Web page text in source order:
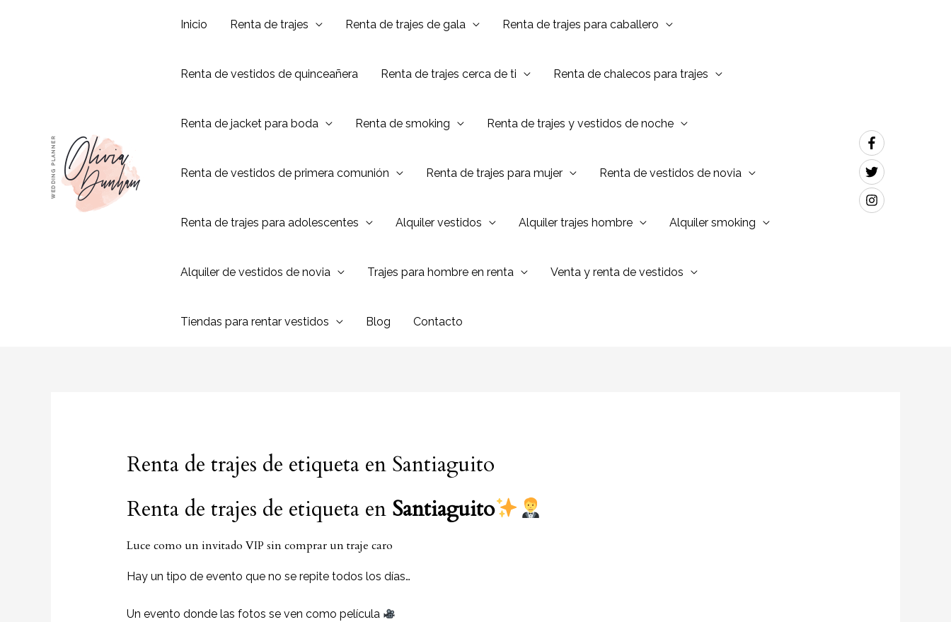
Inicio Renta de trajes Renta de trajes de gala Renta de trajes para caballero
Renta de vestidos de quinceañera Renta de trajes cerca de ti Renta de chalecos para trajes
Renta de jacket para boda Renta de smoking Renta de trajes y vestidos de noche
Renta de vestidos de primera comunión Renta de trajes para mujer Renta de vestidos de novia
Renta de trajes para adolescentes Alquiler vestidos Alquiler trajes hombre Alquiler smoking
Alquiler de vestidos de novia Trajes para hombre en renta Venta y renta de vestidos
Tiendas para rentar vestidos Blog Contacto
Renta de trajes de etiqueta en Santiaguito
Renta de trajes de etiqueta en Santiaguito
Luce como un invitado VIP sin comprar un traje caro
Hay un tipo de evento que no se repite todos los días…
Un evento donde las fotos se ven como película